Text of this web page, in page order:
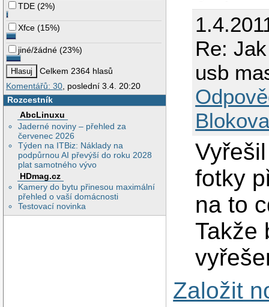
TDE (2%)
Xfce (15%)
jiné/žádné (23%)
Celkem 2364 hlasů
Komentářů: 30, poslední 3.4. 20:20
Rozcestník
AbcLinuxu
Jaderné noviny – přehled za
červenec 2026
Týden na ITBiz: Náklady na
podpůrnou AI převýší do roku 2028
plat samotného vývo
HDmag.cz
Kamery do bytu přinesou maximální
přehled o vaší domácnosti
Testovací novinka
Re:
usb
fotky
na to
Takže
Založit